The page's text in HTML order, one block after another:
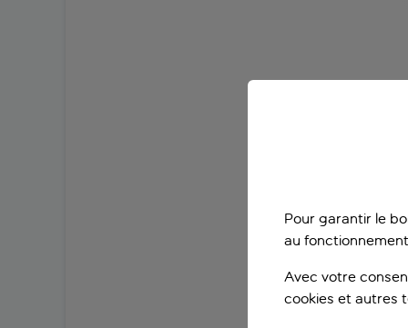
Pour garantir le
au
Avec votre
cookies et autres